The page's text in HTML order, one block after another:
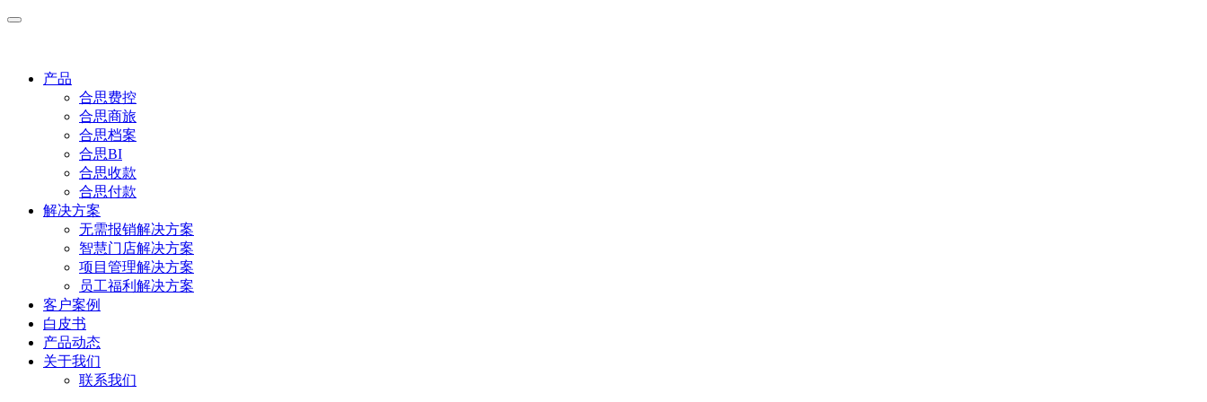
产品
合思费控
合思商旅
合思档案
合思BI
合思收款
合思付款
解决方案
无需报销解决方案
智慧门店解决方案
项目管理解决方案
员工福利解决方案
客户案例
白皮书
产品动态
关于我们
联系我们